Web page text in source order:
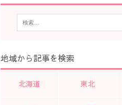
地域から記事を検索
北海道 東北